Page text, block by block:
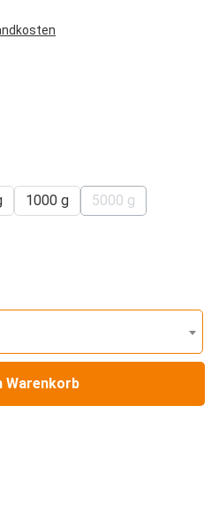
von 4.69 von 5 Sternen
1000 g 5000 g
(Diese Option ist
Warenkorb